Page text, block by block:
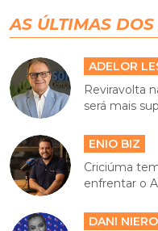
AS ÚLTIMAS DOS
ADELOR
Reviravolta
será mais
ENIO BIZ
Criciúma
enfrentar o
DANI NIERO